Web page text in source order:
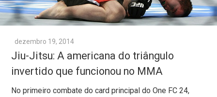
dezembro 19, 2014
Jiu-Jitsu: A americana do triângulo
invertido que funcionou no MMA
No primeiro combate do card principal do One FC 24,